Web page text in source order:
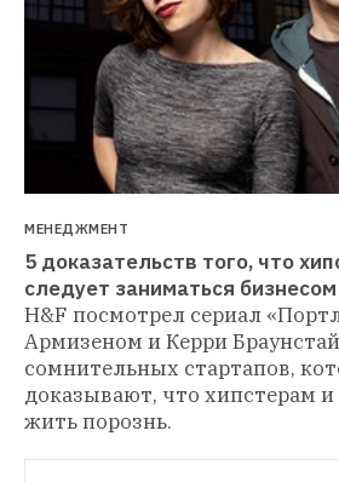
МЕНЕДЖМЕНТ
5 доказательств того, что
следует заниматься
H&F посмотрел сериал
Армизеном и Керри
сомнительных стартапов,
доказывают, что хипстерам
жить порознь.